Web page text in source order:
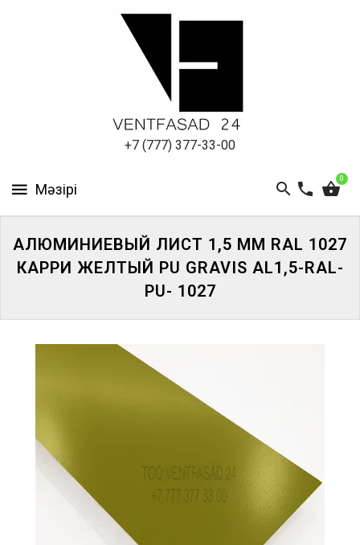
+7 (777) 377-33-00
0
ПАНЕЛИ
АЛЮМИНИЕВЫЙ ЛИСТ 1,5 ММ RAL 1027
КАРРИ ЖЕЛТЫЙ PU GRAVIS AL1,5-RAL-
PU- 1027